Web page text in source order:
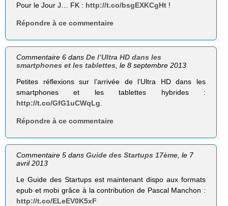
Pour le Jour J… FK : http://t.co/bsgEXKCgHt !
Répondre à ce commentaire
Commentaire 6 dansDe l’Ultra HD dans les
smartphones et les tablettes , le 8 septembre 2013
Petites réflexions sur l’arrivée de l’Ultra HD dans les
smartphones et les tablettes hybrides :
http://t.co/GfG1uCWqLg
Répondre à ce commentaire
Commentaire 5 dansGuide des Startups 17ème, le 7
avril 2013
Le Guide des Startups est maintenant dispo aux formats
epub et mobi grâce à la contribution de Pascal Manchon :
http://t.co/ELeEV0K5xF